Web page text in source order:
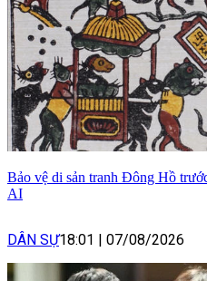
Bảo vệ di sản tranh Đông Hồ
AI
DÂN SỰ18:01 07/08/2026